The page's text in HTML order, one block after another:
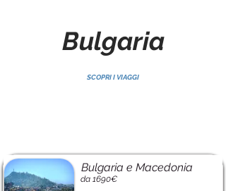
Bulgaria
SCOPRI I VIAGGI
Bulgaria e Macedonia
da 1690€